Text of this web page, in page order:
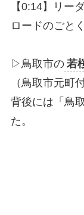
【0:14】リー
ロードのごと
▷鳥取市の 若
（鳥取市元町
背後には「鳥
た。